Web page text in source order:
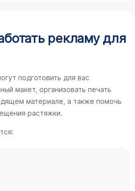
рекламу для
подготовить для вас
макет, организовать печать
материале, а также помочь
растяжки.